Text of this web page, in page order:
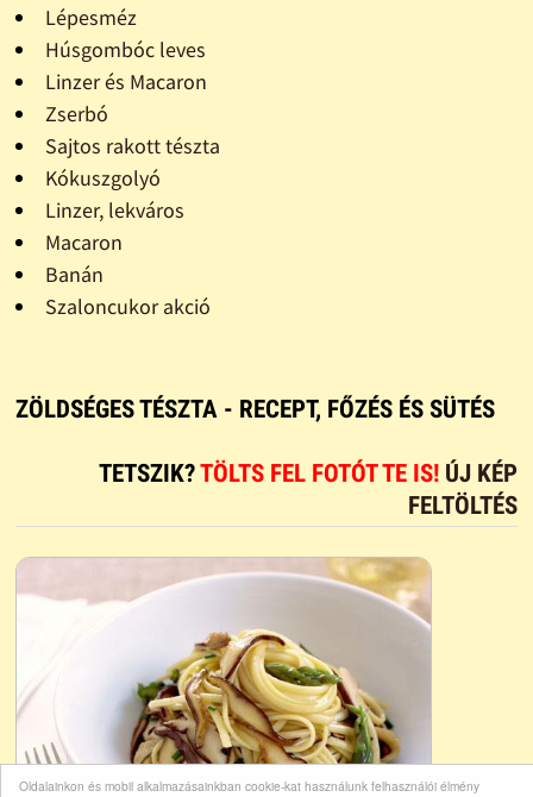
Oldalainkon és mobil alkalmazásainkban cookie-kat használunk felhasználói élmény
Lépesméz
Húsgombóc leves
Linzer és Macaron
Zserbó
Sajtos rakott tészta
Kókuszgolyó
Linzer, lekváros
Macaron
Banán
Szaloncukor akció
ZÖLDSÉGES TÉSZTA - RECEPT, FŐZÉS ÉS SÜTÉS
TETSZIK?TÖLTS FEL FOTÓT TE IS! ÚJ KÉP
FELTÖLTÉS